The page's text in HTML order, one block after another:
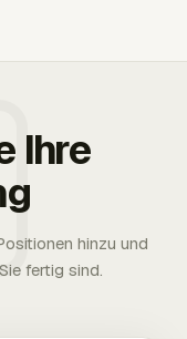
Ihre
hinzu und
fertig sind.